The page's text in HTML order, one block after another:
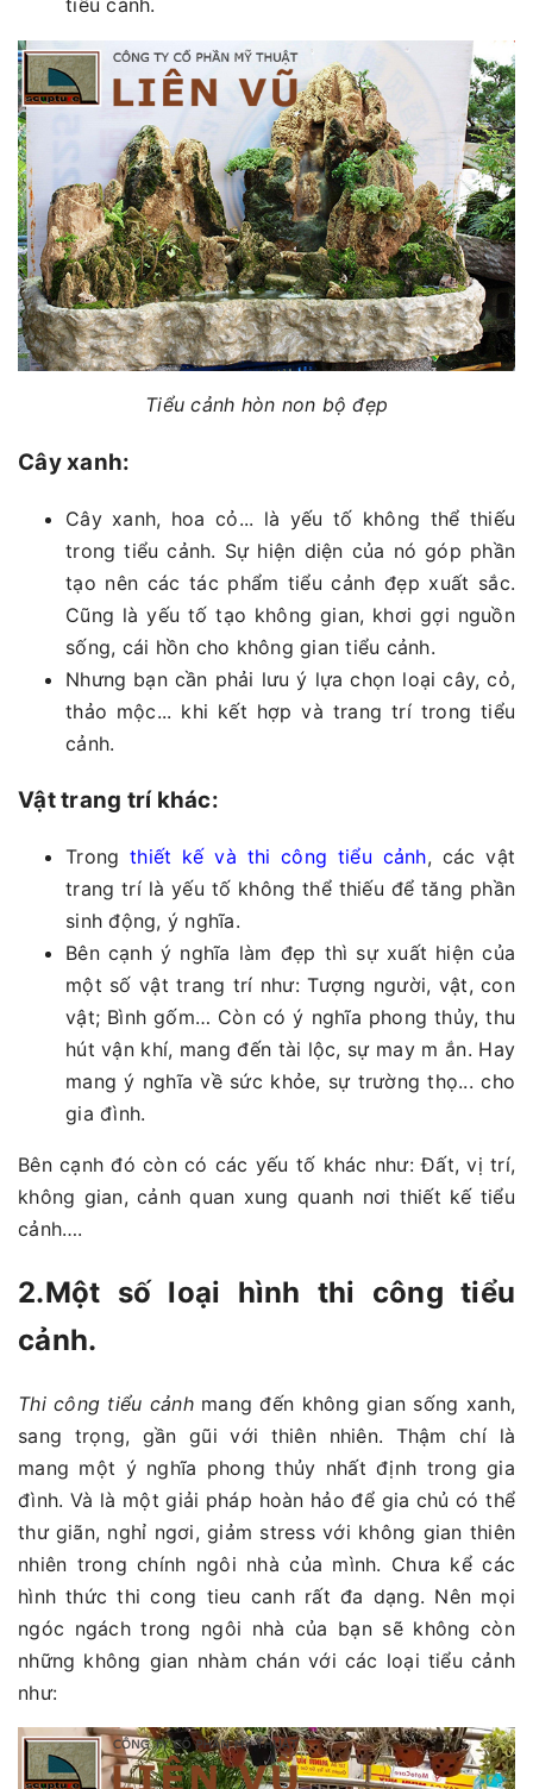
Tiểu cảnh hòn non bộ đẹp
Cây xanh:
Cây xanh, hoa cỏ... là yếu tố không thể thiếu
trong tiểu cảnh. Sự hiện diện của nó góp phần
tạo nên các tác phẩm tiểu cảnh đẹp xuất sắc.
Cũng là yếu tố tạo không gian, khơi gợi nguồn
sống, cái hồn cho không gian tiểu cảnh.
Nhưng bạn cần phải lưu ý lựa chọn loại cây, cỏ,
thảo mộc... khi kết hợp và trang trí trong tiểu
cảnh.
Vật trang trí khác:
Trongthiết kế và thi công tiểu cảnh, các vật
trang trí là yếu tố không thể thiếu để tăng phần
sinh động, ý nghĩa.
Bên cạnh ý nghĩa làm đẹp thì sự xuất hiện của
một số vật trang trí như: Tượng người, vật, con
vật; Bình gốm… Còn có ý nghĩa phong thủy, thu
hút vận khí, mang đến tài lộc, sự may m ắn. Hay
mang ý nghĩa về sức khỏe, sự trường thọ... cho
gia đình.
Bên cạnh đó còn có các yếu tố khác như: Đất, vị trí,
không gian, cảnh quan xung quanh nơi thiết kế tiểu
cảnh….
2.Một số loại hình thi công tiểu
cảnh.
Thi công tiểu cảnhmang đến không gian sống xanh,
sang trọng, gần gũi với thiên nhiên. Thậm chí là
mang một ý nghĩa phong thủy nhất định trong gia
đình. Và là một giải pháp hoàn hảo để gia chủ có thể
thư giãn, nghỉ ngơi, giảm stress với không gian thiên
nhiên trong chính ngôi nhà của mình. Chưa kể các
hình thức thi cong tieu canh rất đa dạng. Nên mọi
ngóc ngách trong ngôi nhà của bạn sẽ không còn
những không gian nhàm chán với các loại tiểu cảnh
như: